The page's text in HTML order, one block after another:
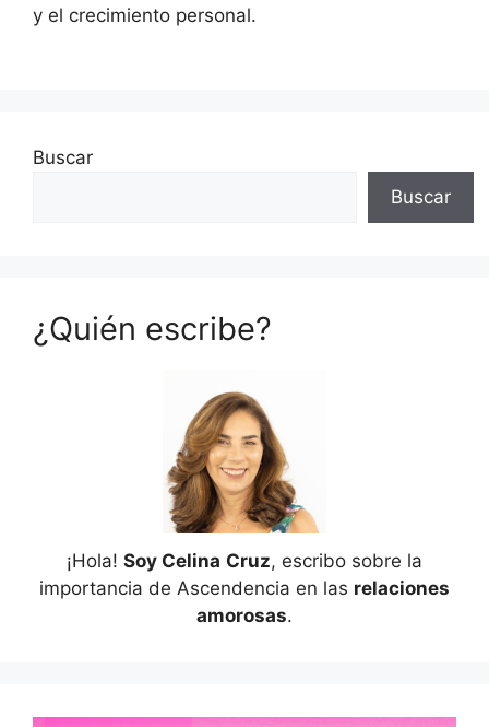
y el crecimiento personal.
Buscar
Buscar
¿Quién escribe?
¡Hola! Soy Celina Cruz, escribo sobre la
importancia de Ascendencia en las relaciones
amorosas.